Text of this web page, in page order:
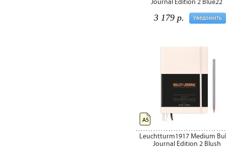
Journal Edition 2 Blue22
Уведомить
3 179 р.
Leuchtturm1917 Medium
Journal Edition 2 Blush
А5